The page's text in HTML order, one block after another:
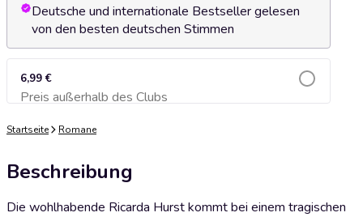
Deutsche und internationale Bestseller gelesen
von den besten deutschen Stimmen
6,99 €
Preis außerhalb des ClubsZum Warenkorb hinzufügen
Startseite Romane
Beschreibung
Die wohlhabende Ricarda Hurst kommt bei einem tragischen